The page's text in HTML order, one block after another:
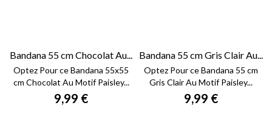
Bandana 55 cm Chocolat Au...
Optez Pour ce Bandana 55x55
cm Chocolat Au Motif Paisley...
9,99 €
Bandana 55 cm Gris Clair Au...
Optez Pour ce Bandana 55 cm
Gris Clair Au Motif Paisley...
9,99 €